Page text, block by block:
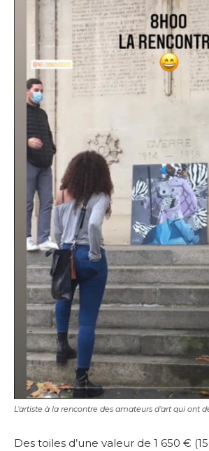
L’artiste à la rencontre des amateurs d’art qui ont
Des toiles d’une valeur de 1 650 €